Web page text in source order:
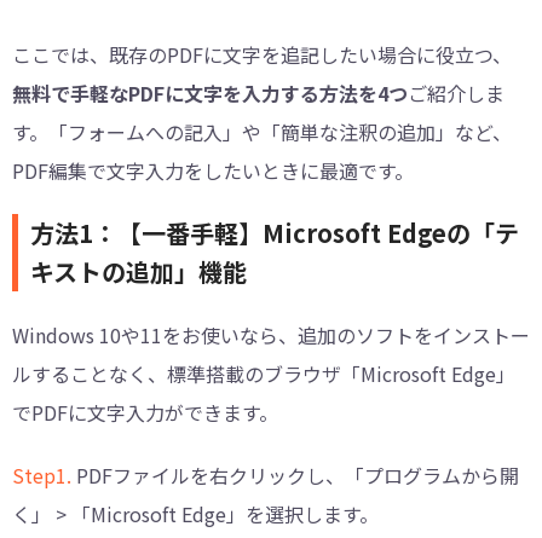
ここでは、既存のPDFに文字を追記したい場合に役立つ、
無料で手軽なPDFに文字を入力する方法を4つご紹介しま
す。「フォームへの記入」や「簡単な注釈の追加」など、
PDF編集で文字入力をしたいときに最適です。
方法1：【一番手軽】Microsoft Edgeの「テ
キストの追加」機能
Windows 10や11をお使いなら、追加のソフトをインストー
ルすることなく、標準搭載のブラウザ「Microsoft Edge」
でPDFに文字入力ができます。
Step1. PDFファイルを右クリックし、「プログラムから開
く」 > 「Microsoft Edge」を選択します。